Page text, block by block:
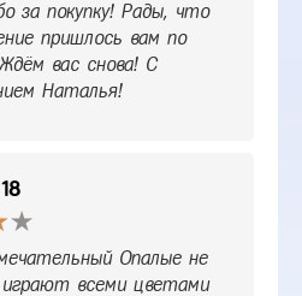
за покупку! Рады, что
пришлось вам по
вас снова! С
Наталья!
Опалые не
всеми цветами